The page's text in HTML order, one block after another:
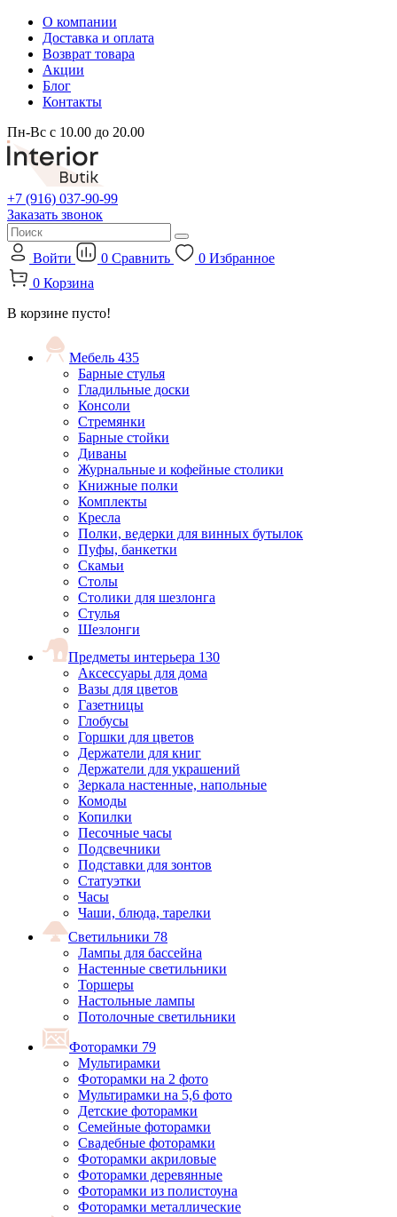
О компании
Доставка и оплата
Возврат товара
Акции
Блог
Контакты
Пн-Вс с 10.00 до 20.00
+7 (916) 037-90-99
Заказать звонок
Войти 0 Сравнить 0 Избранное
0 Корзина
В корзине пусто!
Мебель 435
Барные стулья
Гладильные доски
Консоли
Стремянки
Барные стойки
Диваны
Журнальные и кофейные столики
Книжные полки
Комплекты
Кресла
Полки, ведерки для винных бутылок
Пуфы, банкетки
Скамьи
Столы
Столики для шезлонга
Стулья
Шезлонги
Предметы интерьера 130
Аксессуары для дома
Вазы для цветов
Газетницы
Глобусы
Горшки для цветов
Держатели для книг
Держатели для украшений
Зеркала настенные, напольные
Комоды
Копилки
Песочные часы
Подсвечники
Подставки для зонтов
Статуэтки
Часы
Чаши, блюда, тарелки
Светильники 78
Лампы для бассейна
Настенные светильники
Торшеры
Настольные лампы
Потолочные светильники
Фоторамки 79
Мультирамки
Фоторамки на 2 фото
Мультирамки на 5,6 фото
Детские фоторамки
Семейные фоторамки
Свадебные фоторамки
Фоторамки акриловые
Фоторамки деревянные
Фоторамки из полистоуна
Фоторамки металлические